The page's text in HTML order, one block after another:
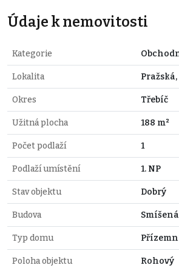
Údaje k nemovitosti
Kategorie
Lokalita
Okres Třebíč
Užitná plocha 188 m²
Počet podlaží 1
Podlaží umístění 1. NP
Stav objektu Dobrý
Budova Smíšená
Typ domu
Poloha objektu Rohový